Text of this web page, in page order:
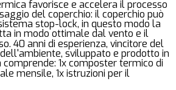
favorisce e accelera il processo
del coperchio: il coperchio può
stop-lock, in questo modo la
in modo ottimale dal vento e il
40 anni di esperienza, vincitore del
sviluppato e prodotto in
1x composter termico di
mensile, 1x istruzioni per il